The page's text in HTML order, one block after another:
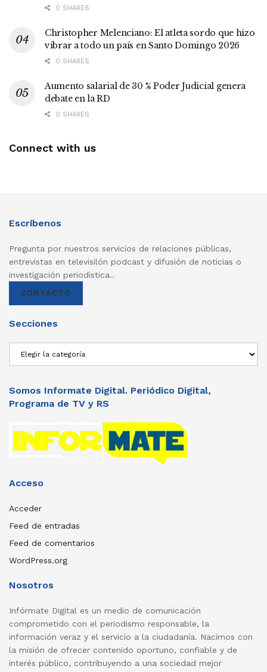
0 SHARES
Christopher Melenciano: El atleta sordo que hizo
vibrar a todo un país en Santo Domingo 2026
0 SHARES
Aumento salarial de 30 % Poder Judicial genera
debate en la RD
0 SHARES
Connect with us
Escríbenos
Pregunta por nuestros servicios de relaciones públicas,
entrevistas en televisilón podcast y difusión de noticias o
investigación periodistica..
CONTACTO
Secciones
Somos Informate Digital. Periódico Digital,
Programa de TV y RS
Acceso
Acceder
Feed de entradas
Feed de comentarios
WordPress.org
Nosotros
Infórmate Digital es un medio de comunicación
comprometido con el periodismo responsable, la
información veraz y el servicio a la ciudadanía. Nacimos con
la misión de ofrecer contenido oportuno, confiable y de
interés público, contribuyendo a una sociedad mejor